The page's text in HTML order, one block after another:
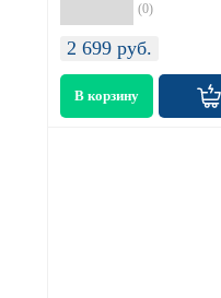
(0)
2 699 руб.